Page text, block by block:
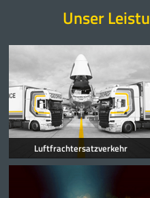
Unser
Luftfrachtersatzverkehr